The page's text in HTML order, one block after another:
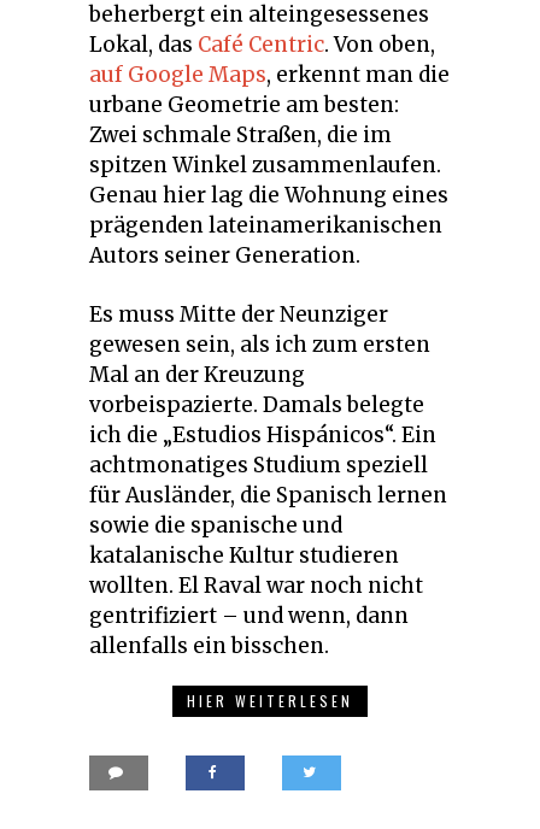
beherbergt ein alteingesessenes
Lokal, das Café Centric. Von oben,
auf Google Maps, erkennt man die
urbane Geometrie am besten:
Zwei schmale Straßen, die im
spitzen Winkel zusammenlaufen.
Genau hier lag die Wohnung eines
prägenden lateinamerikanischen
Autors seiner Generation.
Es muss Mitte der Neunziger
gewesen sein, als ich zum ersten
Mal an der Kreuzung
vorbeispazierte. Damals belegte
ich die „Estudios Hispánicos“. Ein
achtmonatiges Studium speziell
für Ausländer, die Spanisch lernen
sowie die spanische und
katalanische Kultur studieren
wollten. El Raval war noch nicht
gentrifiziert – und wenn, dann
allenfalls ein bisschen.
HIER WEITERLESEN